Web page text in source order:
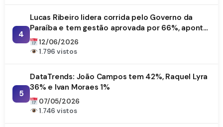
4
Lucas Ribeiro lidera corrida pelo Governo da
Paraíba e tem gestão aprovada por 66%, aponta
DataTrends
12/06/2026
1.796 vistos
5
DataTrends: João Campos tem 42%, Raquel Lyra
36% e Ivan Moraes 1%
07/05/2026
1.746 vistos